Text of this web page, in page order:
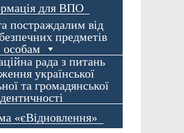
для ВПО
постраждалим від
предметів
особам
рада з питань
української
та громадянської
«єВідновлення»